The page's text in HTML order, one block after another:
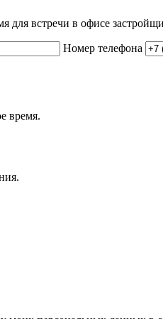
для встречи в офисе
Номер телефона
время.